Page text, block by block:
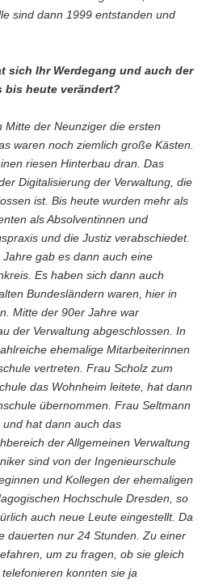
sind dann 1999 entstanden und
sich Ihr Werdegang und auch der
bis heute verändert?
Mitte der Neunziger die ersten
waren noch ziemlich große Kästen.
riesen Hinterbau dran. Das
Digitalisierung der Verwaltung, die
ist. Bis heute wurden mehr als
als Absolventinnen und
und die Justiz verabschiedet.
gab es dann auch eine
Es haben sich dann auch
Bundesländern waren, hier in
Mitte der 90er Jahre war
der Verwaltung abgeschlossen. In
ehemalige Mitarbeiterinnen
vertreten. Frau Scholz zum
das Wohnheim leitete, hat dann
übernommen. Frau Seltmann
hat dann auch das
der Allgemeinen Verwaltung
sind von der Ingenieurschule
und Kollegen der ehemaligen
Hochschule Dresden, so
auch neue Leute eingestellt. Da
dauerten nur 24 Stunden. Zu einer
um zu fragen, ob sie gleich
konnten sie ja